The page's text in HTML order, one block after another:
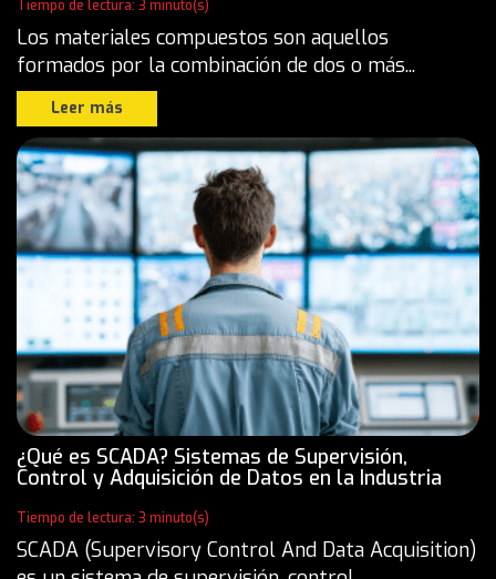
Tiempo de lectura: 3 minuto(s)
Los materiales compuestos son aquellos
formados por la combinación de dos o más...
Leer más
¿Qué es SCADA? Sistemas de Supervisión,
Control y Adquisición de Datos en la Industria
Tiempo de lectura: 3 minuto(s)
SCADA (Supervisory Control And Data Acquisition)